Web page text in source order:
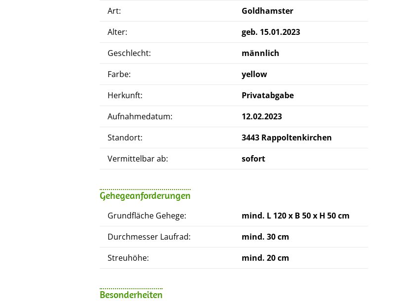
Art:
Goldhamster
Alter:
geb. 15.01.2023
Geschlecht:
männlich
Farbe:
yellow
Herkunft:
Privatabgabe
Aufnahmedatum:
12.02.2023
Standort:
3443 Rappoltenkirchen
Vermittelbar ab:
sofort
Gehegeanforderungen
Grundfläche Gehege:
mind. L 120 x B 50 x H 50 cm
Durchmesser Laufrad:
mind. 30 cm
Streuhöhe:
mind. 20 cm
Besonderheiten